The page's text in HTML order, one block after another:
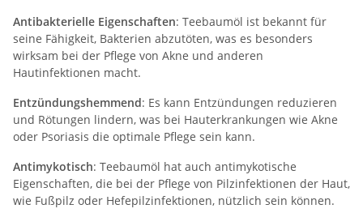
Antibakterielle Eigenschaften: Teebaumöl ist bekannt für
seine Fähigkeit, Bakterien abzutöten, was es besonders
wirksam bei der Pflege von Akne und anderen
Hautinfektionen macht.
Entzündungshemmend: Es kann Entzündungen reduzieren
und Rötungen lindern, was bei Hauterkrankungen wie Akne
oder Psoriasis die optimale Pflege sein kann.
Antimykotisch: Teebaumöl hat auch antimykotische
Eigenschaften, die bei der Pflege von Pilzinfektionen der Haut,
wie Fußpilz oder Hefepilzinfektionen, nützlich sein können.